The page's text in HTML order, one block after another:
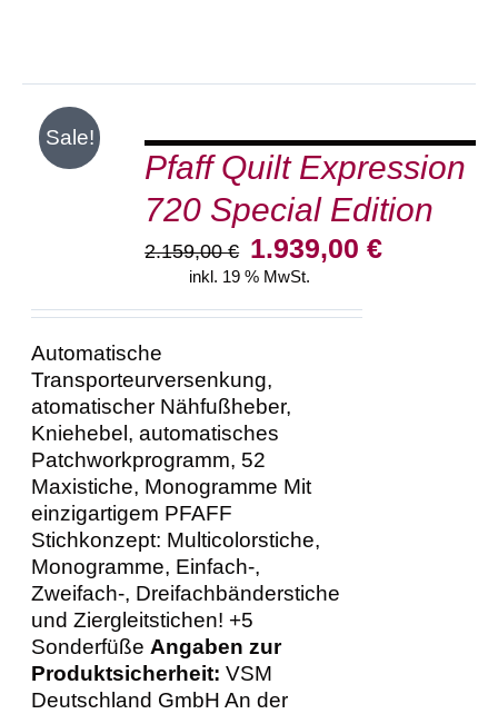
Sale!
IN
DEN
WARENKORBPfaff Quilt Expression
720 Special Edition
2.159,00€ Ursprünglicher
Preis
2.159,00 €
1.939,00€Aktueller
inkl. 19 % MwSt.
Automatische
Transporteurversenkung,
atomatischer Nähfußheber,
Kniehebel, automatisches
Patchworkprogramm, 52
Maxistiche, Monogramme Mit
einzigartigem PFAFF
Stichkonzept: Multicolorstiche,
Monogramme, Einfach-,
Zweifach-, Dreifachbänderstiche
und Ziergleitstichen! +5
SonderfüßeAngaben zur
Produktsicherheit: VSM
Deutschland GmbH An der